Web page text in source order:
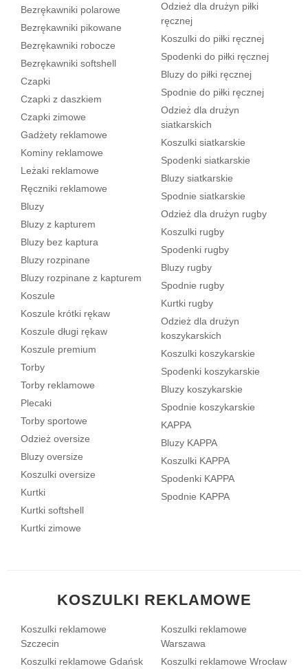
Bezrękawniki polarowe
Bezrękawniki pikowane
Bezrękawniki robocze
Bezrękawniki softshell
Czapki
Czapki z daszkiem
Czapki zimowe
Gadżety reklamowe
Kominy reklamowe
Leżaki reklamowe
Ręczniki reklamowe
Bluzy
Bluzy z kapturem
Bluzy bez kaptura
Bluzy rozpinane
Bluzy rozpinane z kapturem
Koszule
Koszule krótki rękaw
Koszule długi rękaw
Koszule premium
Torby
Torby reklamowe
Plecaki
Torby sportowe
Odzież oversize
Bluzy oversize
Koszulki oversize
Kurtki
Kurtki softshell
Kurtki zimowe
Odzież dla drużyn piłki
ręcznej
Koszulki do piłki ręcznej
Spodenki do piłki ręcznej
Bluzy do piłki ręcznej
Spodnie do piłki ręcznej
Odzież dla drużyn
siatkarskich
Koszulki siatkarskie
Spodenki siatkarskie
Bluzy siatkarskie
Spodnie siatkarskie
Odzież dla drużyn rugby
Koszulki rugby
Spodenki rugby
Bluzy rugby
Spodnie rugby
Kurtki rugby
Odzież dla drużyn
koszykarskich
Koszulki koszykarskie
Spodenki koszykarskie
Bluzy koszykarskie
Spodnie koszykarskie
KAPPA
Bluzy KAPPA
Koszulki KAPPA
Spodenki KAPPA
Spodnie KAPPA
KOSZULKI REKLAMOWE
Koszulki reklamowe
Szczecin
Koszulki reklamowe Gdańsk
Koszulki reklamowe
Warszawa
Koszulki reklamowe Wrocław